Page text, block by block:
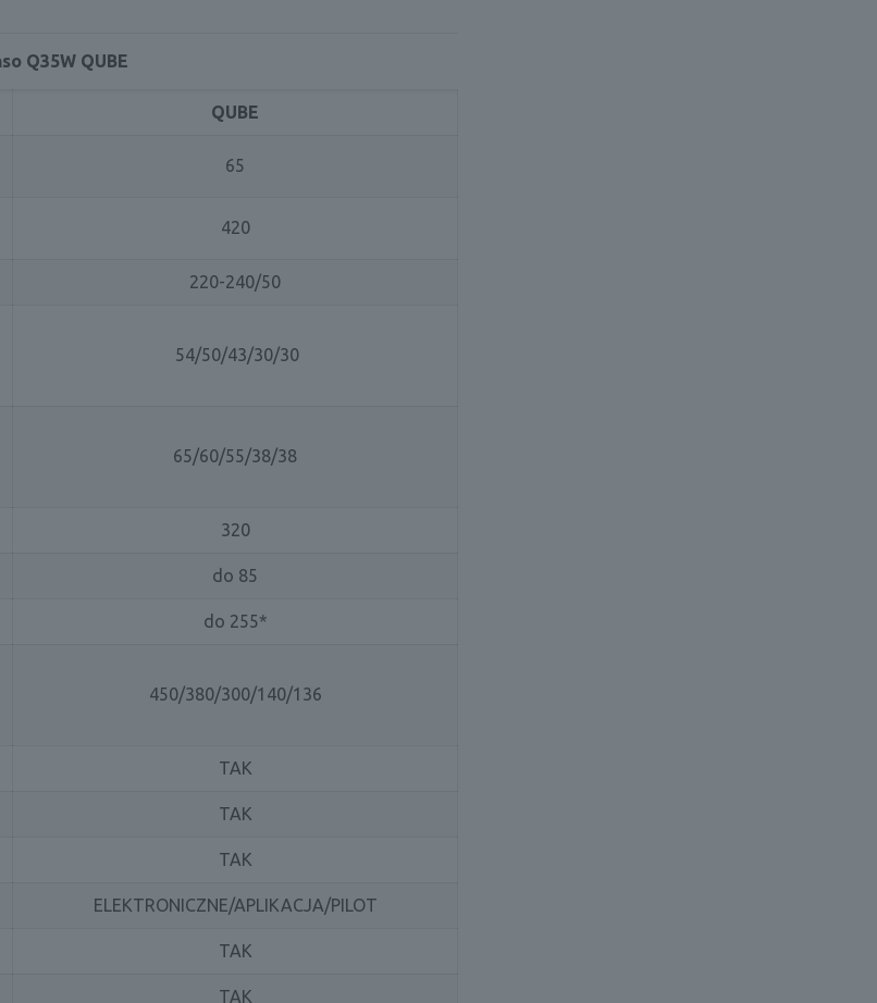
Q35W QUBE
QUBE
65
420
220-240/50
54/50/43/30/30
65/60/55/38/38
320
do 85
do 255*
450/380/300/140/136
TAK
TAK
TAK
ELEKTRONICZNE/APLIKACJA/PILOT
TAK
TAK